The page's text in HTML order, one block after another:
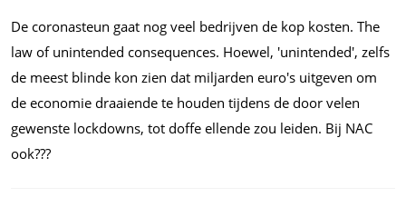
De coronasteun gaat nog veel bedrijven de kop kosten. The
law of unintended consequences. Hoewel, 'unintended', zelfs
de meest blinde kon zien dat miljarden euro's uitgeven om
de economie draaiende te houden tijdens de door velen
gewenste lockdowns, tot doffe ellende zou leiden. Bij NAC
ook???